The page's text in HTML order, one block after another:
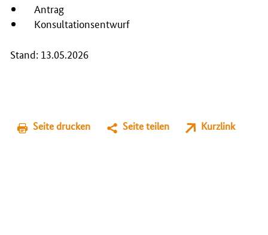
Antrag
Konsultationsentwurf
Stand: 13.05.2026
Seite drucken Seite teilen Kurzlink